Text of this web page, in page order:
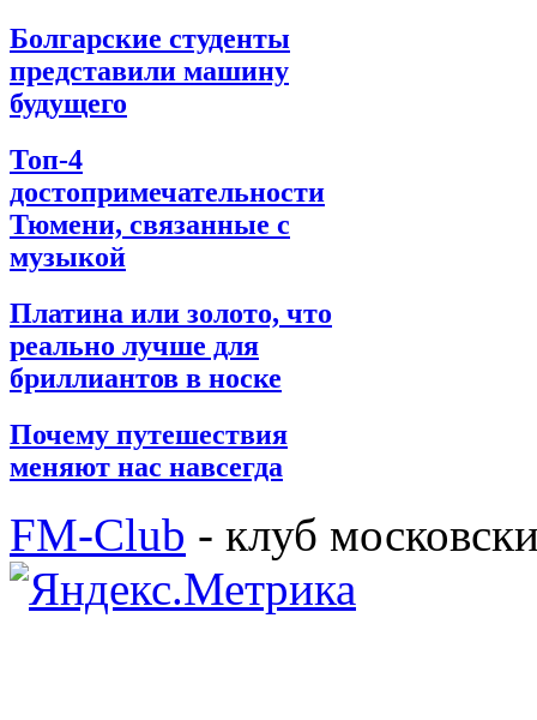
Болгарские студенты
представили машину
будущего
Топ-4
достопримечательности
Тюмени, связанные с
музыкой
Платина или золото, что
реально лучше для
бриллиантов в носке
Почему путешествия
меняют нас навсегда
FM-Club - клуб